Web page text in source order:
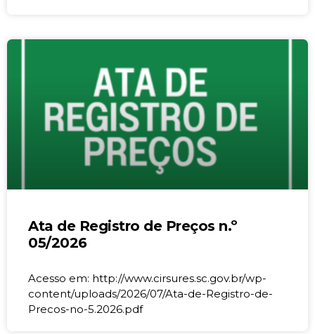
Ata de Registro de Preços n.º
05/2026
Acesso em: http://www.cirsures.sc.gov.br/wp-
content/uploads/2026/07/Ata-de-Registro-de-
Precos-no-5.2026.pdf